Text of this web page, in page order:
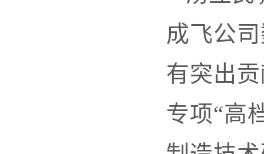
成飞公
有突出
专项“高